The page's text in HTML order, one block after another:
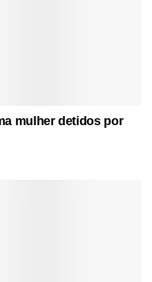
mulher detidos por